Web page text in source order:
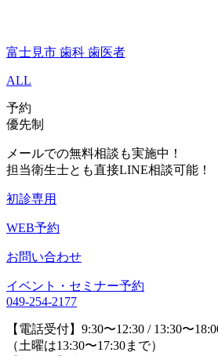
富士見市 歯科 歯医者
ALL
予約
優先制
メールでの無料相談も実施中！
担当衛生士とも直接LINE相談可能！
初診専用
WEB予約
お問い合わせ
イベント・セミナー予約
049-254-2177
【電話受付】9:30〜12:30 / 13:30〜
（土曜は13:30〜17:30まで）